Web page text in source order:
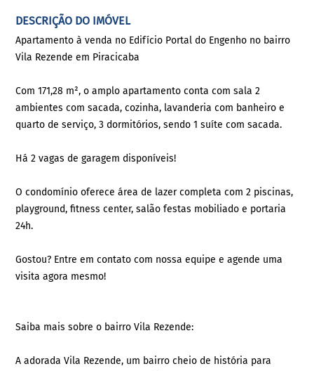
DESCRIÇÃO DO IMÓVEL
Apartamento à venda no Edifício Portal do Engenho no bairro
Vila Rezende em Piracicaba
Com 171,28 m², o amplo apartamento conta com sala 2
ambientes com sacada, cozinha, lavanderia com banheiro e
quarto de serviço, 3 dormitórios, sendo 1 suíte com sacada.
Há 2 vagas de garagem disponíveis!
O condomínio oferece área de lazer completa com 2 piscinas,
playground, fitness center, salão festas mobiliado e portaria
24h.
Gostou? Entre em contato com nossa equipe e agende uma
visita agora mesmo!
Saiba mais sobre o bairro Vila Rezende:
A adorada Vila Rezende, um bairro cheio de história para